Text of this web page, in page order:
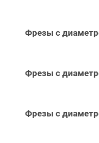
Фрезы с
Фрезы с
Фрезы с